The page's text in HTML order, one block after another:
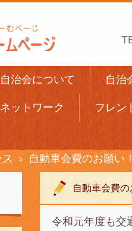
自治会について 自治
ットワーク フレン
ス › 自動車会費のお願い
自動車会費の
令和元年度も交